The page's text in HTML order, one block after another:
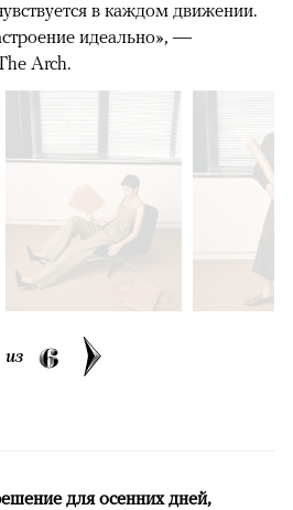
в каждом движении.
идеально», —
Arch.
из 6
для осенних дней,